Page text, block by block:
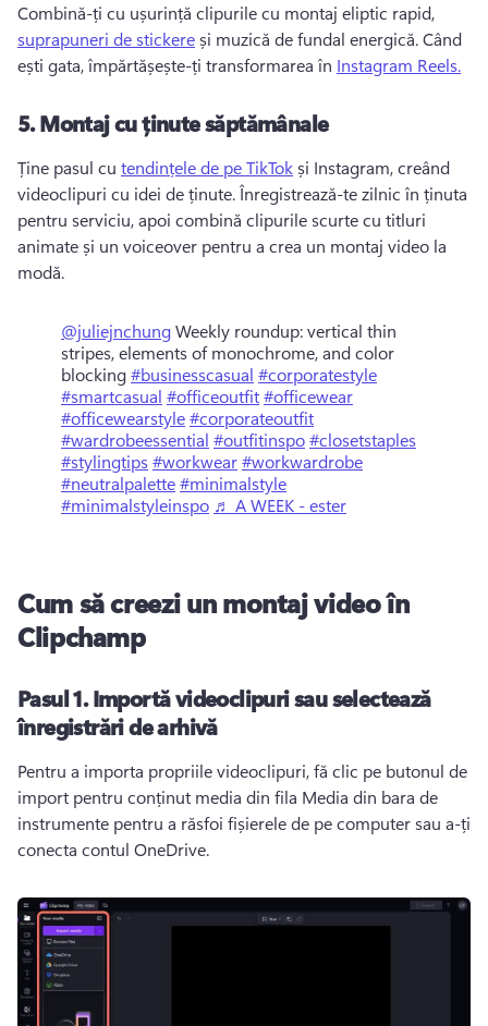
Combină-ți cu ușurință clipurile cu montaj eliptic rapid,
suprapuneri de stickere și muzică de fundal energică. Când
ești gata, împărtășește-ți transformarea în Instagram Reels.
5.Montaj cu ținute săptămânale
Ține pasul cu tendințele de pe TikTok și Instagram, creând
videoclipuri cu idei de ținute. Înregistrează-te zilnic în ținuta
pentru serviciu, apoi combină clipurile scurte cu titluri
animate și un voiceover pentru a crea un montaj video la
modă.
@juliejnchungWeekly roundup: vertical thin
stripes, elements of monochrome, and color
blocking#businesscasual #corporatestyle
#smartcasual #officeoutfit#officewear
#officewearstyle#corporateoutfit
#wardrobeessential #outfitinspo#closetstaples
#stylingtips#workwear#workwardrobe
#neutralpalette#minimalstyle
#minimalstyleinspo ♬ A WEEK - ester
Cum să creezi un montaj video în
Clipchamp
Pasul 1.Importă videoclipuri sau selectează
înregistrări de arhivă
Pentru a importa propriile videoclipuri, fă clic pe butonul de
import pentru conținut media din fila Media din bara de
instrumente pentru a răsfoi fișierele de pe computer sau a-ți
conecta contul OneDrive.